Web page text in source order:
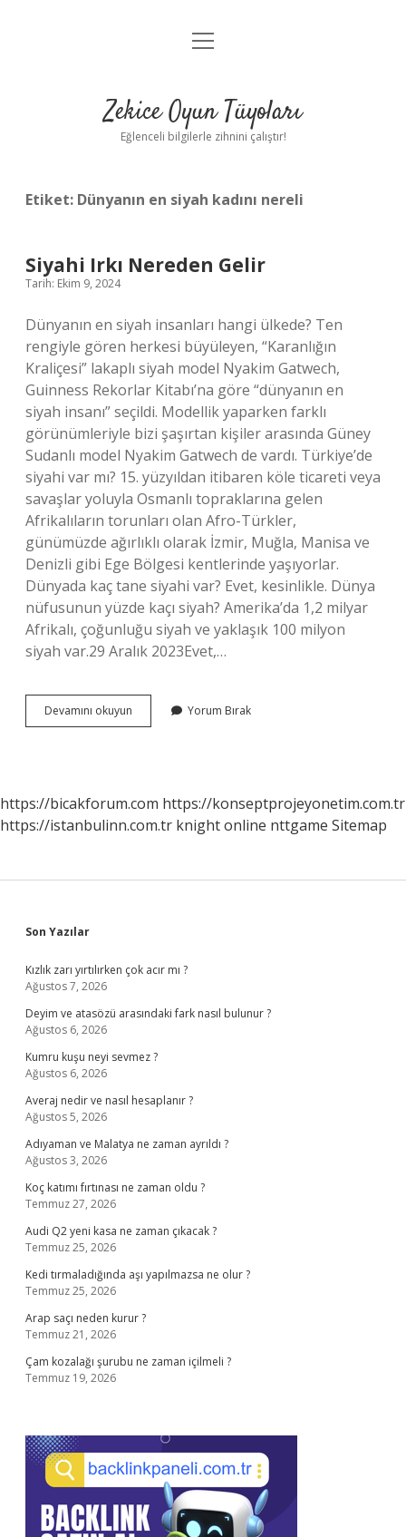
Anasayfa
Yasal Uyarı
menüyü
Zekice Oyun Tüyoları
Eğlenceli bilgilerle zihnini çalıştır!
Etiket: Dünyanın en siyah kadını nereli
Siyahi Irkı Nereden Gelir
Tarih: Ekim 9, 2024
Dünyanın en siyah insanları hangi ülkede? Ten
rengiyle gören herkesi büyüleyen, “Karanlığın
Kraliçesi” lakaplı siyah model Nyakim Gatwech,
Guinness Rekorlar Kitabı’na göre “dünyanın en
siyah insanı” seçildi. Modellik yaparken farklı
görünümleriyle bizi şaşırtan kişiler arasında Güney
Sudanlı model Nyakim Gatwech de vardı. Türkiye’de
siyahi var mı? 15. yüzyıldan itibaren köle ticareti veya
savaşlar yoluyla Osmanlı topraklarına gelen
Afrikalıların torunları olan Afro-Türkler,
günümüzde ağırlıklı olarak İzmir, Muğla, Manisa ve
Denizli gibi Ege Bölgesi kentlerinde yaşıyorlar.
Dünyada kaç tane siyahi var? Evet, kesinlikle. Dünya
nüfusunun yüzde kaçı siyah? Amerika’da 1,2 milyar
Afrikalı, çoğunluğu siyah ve yaklaşık 100 milyon
siyah var.29 Aralık 2023Evet,…
Devamını okuyun
Irkı
Yorum Bırak
https://bicakforum.com https://konseptprojeyonetim.com.tr
https://istanbulinn.com.tr knight online nttgame Sitemap
Sidebar
Son Yazılar
Kızlık zarı yırtılırken çok acır mı ?
Ağustos 7, 2026
Deyim ve atasözü arasındaki fark nasıl bulunur ?
Ağustos 6, 2026
Kumru kuşu neyi sevmez ?
Ağustos 6, 2026
Averaj nedir ve nasıl hesaplanır ?
Ağustos 5, 2026
Adıyaman ve Malatya ne zaman ayrıldı ?
Ağustos 3, 2026
Koç katımı fırtınası ne zaman oldu ?
Temmuz 27, 2026
Audi Q2 yeni kasa ne zaman çıkacak ?
Temmuz 25, 2026
Kedi tırmaladığında aşı yapılmazsa ne olur ?
Temmuz 25, 2026
Arap saçı neden kurur ?
Temmuz 21, 2026
Çam kozalağı şurubu ne zaman içilmeli ?
Temmuz 19, 2026